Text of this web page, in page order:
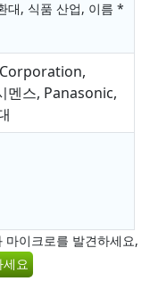
대, 식품 산업, 이름 *
멘스, Panasonic,
이크로를 발견하세요,
세요